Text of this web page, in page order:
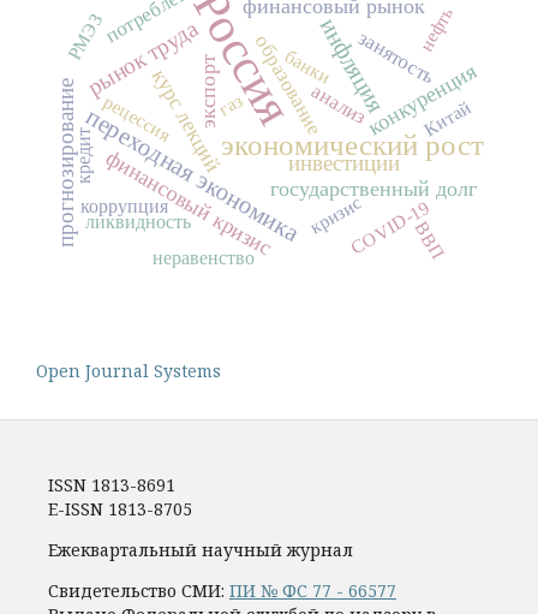
Россия
экономический рост
переходная экономика
инфляция
рынок труда
инвестиции
прогнозирование государственный долг
финансовый кризис
курс лекций
финансовый рынок
конкуренция
экспорт образование занятость
анализ Китай
ликвидность COVID-19
газ
кризис
неравенство
нефть
банки
коррупция
РМЭЗ
ВВП
рецессия
кредит
Open Journal Systems
ISSN 1813-8691
E-ISSN 1813-8705
Ежеквартальный научный журнал
Свидетельство СМИ: ПИ № ФС 77 - 66577